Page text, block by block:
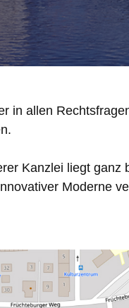
in allen
Kanzlei liegt
Moderne